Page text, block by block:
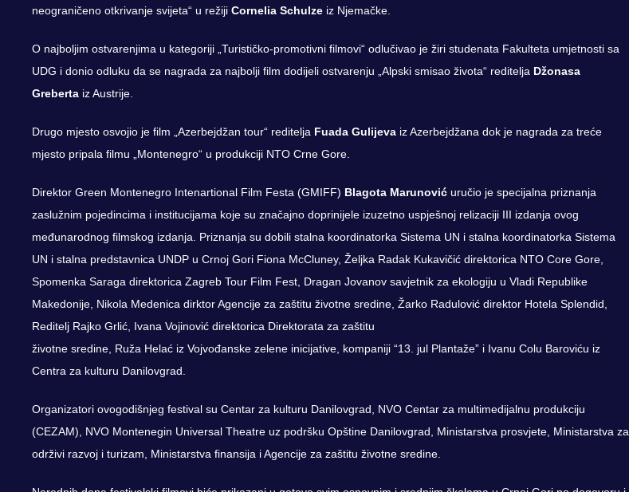
neograničeno otkrivanje svijeta“ u režiji Cornelia Schulze iz Njemačke.
O najboljim ostvarenjima u kategoriji „Turističko-promotivni filmovi“ odlučivao je žiri studenata Fakulteta umjetnosti sa
UDG i donio odluku da se nagrada za najbolji film dodijeli ostvarenju „Alpski smisao života“ reditelja Džonasa
Greberta iz Austrije.
Drugo mjesto osvojio je film „Azerbejdžan tour“ reditelja Fuada Gulijeva iz Azerbejdžana dok je nagrada za treće
mjesto pripala filmu „Montenegro“ u produkciji NTO Crne Gore.
Direktor Green Montenegro Intenartional Film Festa (GMIFF) Blagota Marunović uručio je specijalna priznanja
zaslužnim pojedincima i institucijama koje su značajno doprinijele izuzetno uspješnoj relizaciji III izdanja ovog
međunarodnog filmskog izdanja. Priznanja su dobili stalna koordinatorka Sistema UN i stalna koordinatorka Sistema
UN i stalna predstavnica UNDP u Crnoj Gori Fiona McCluney, Željka Radak Kukavičić direktorica NTO Core Gore,
Spomenka Saraga direktorica Zagreb Tour Film Fest, Dragan Jovanov savjetnik za ekologiju u Vladi Republike
Makedonije, Nikola Medenica dirktor Agencije za zaštitu životne sredine, Žarko Radulović direktor Hotela Splendid,
Reditelj Rajko Grlić, Ivana Vojinović direktorica Direktorata za zaštitu
životne sredine, Ruža Helać iz Vojvođanske zelene inicijative, kompaniji “13. jul Plantaže” i Ivanu Colu Baroviću iz
Centra za kulturu Danilovgrad.
Organizatori ovogodišnjeg festival su Centar za kulturu Danilovgrad, NVO Centar za multimedijalnu produkciju
(CEZAM), NVO Montenegin Universal Theatre uz podršku Opštine Danilovgrad, Ministarstva prosvjete, Ministarstva za
održivi razvoj i turizam, Ministarstva finansija i Agencije za zaštitu životne sredine.